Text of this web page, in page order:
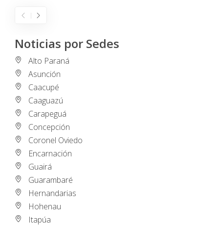
Noticias por Sedes
Alto Paraná
Asunción
Caacupé
Caaguazú
Carapeguá
Concepción
Coronel Oviedo
Encarnación
Guairá
Guarambaré
Hernandarias
Hohenau
Itapúa